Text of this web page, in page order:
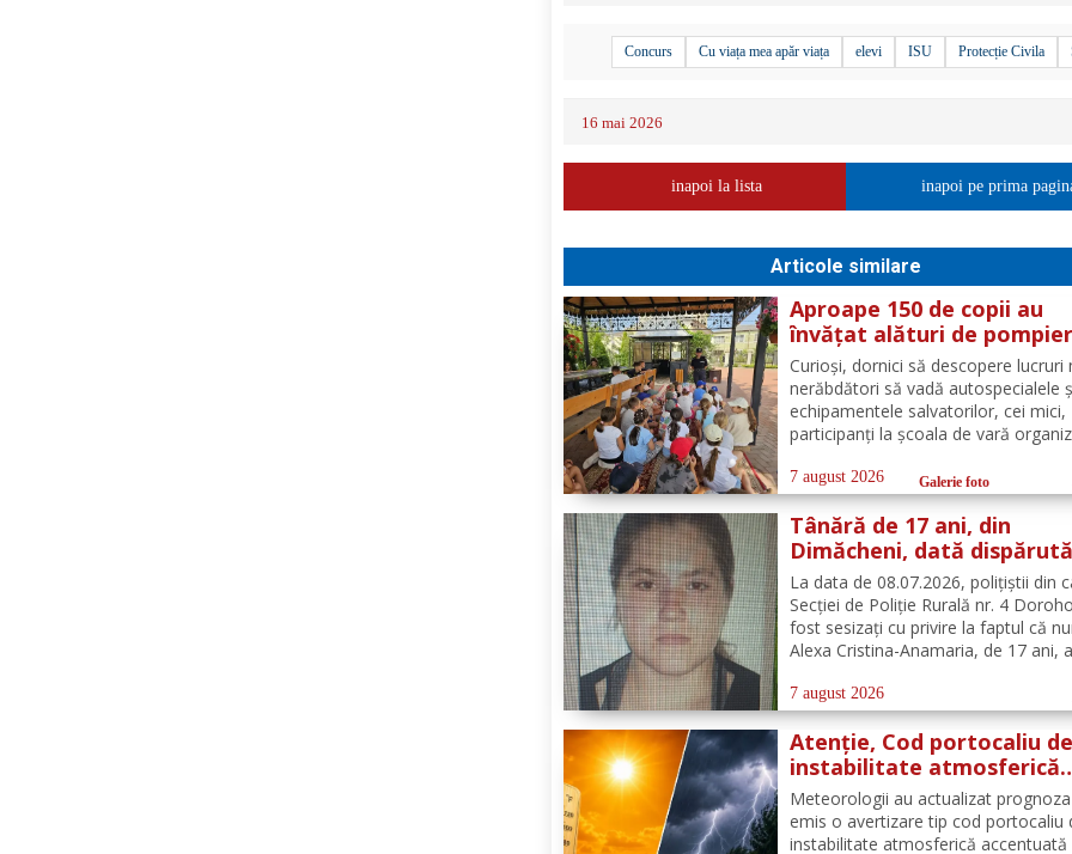
Concurs Cu viața mea apăr viața elevi ISU Protecție Civila
16 mai 2026
inapoi la lista inapoi pe prima
Articole similare
Aproape 150 de copii au
învățat alături de
botoșăneni, că siguranța
începe cu un gest simplu
Curioși, dornici să descopere lucruri
nerăbdători să vadă autospecialele
echipamentele salvatorilor, cei mici,
participanți la școala de vară
Botoșani, au avut parte de o
interactivă despre prevenirea
urgență și...
7 august 2026 Galerie foto
Tânără de 17 ani, din
Dimăcheni, dată dispărută
după ce a plecat voluntar
acasă și nu a mai revenit
La data de 08.07.2026, polițiștii din
Secției de Poliție Rurală nr. 4
fost sesizați cu privire la faptul că
Alexa Cristina-Anamaria, de 17 ani, a
din satul și comuna Dimăcheni,
Botoșani. Semnalmentele numitei
7 august 2026
Atenție, Cod portocaliu de
instabilitate atmosferică
pentru județul Botoșani!
Meteorologii au actualizat
emis o avertizare tip cod portocaliu
instabilitate atmosferică accentuată